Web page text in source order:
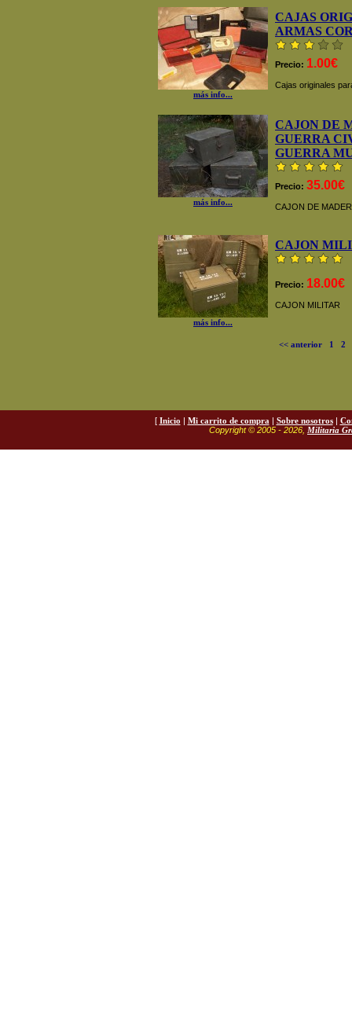
más info...
CAJAS
ARMAS
Precio: 1.00€
Cajas originales
más info...
CAJON DE
GUERRA
GUERRA
Precio: 35.00€
CAJON DE
más info...
CAJON
Precio: 18.00€
CAJON MILITAR
<< anterior 1 2
[ Inicio | Mi carrito de compra | Sobre nosotros|
Copyright © 2005 - 2026, Militaria